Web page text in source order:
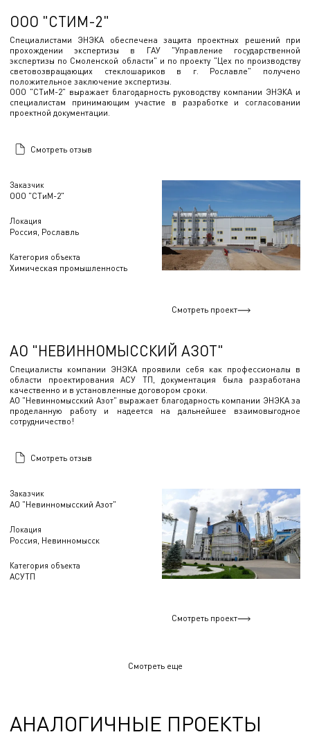
Заказчик
ООО "СТиМ-2"
Локация
Россия, Рославль
Категория объекта
Химическая промышленность
ООО "СТИМ-2"
Специалистами ЭНЭКА обеспечена защита проектных решений при
прохождении экспертизы в ГАУ "Управление государственной
экспертизы по Смоленской области" и по проекту "Цех по производству
световозвращающих стеклошариков в г. Рославле" получено
положительное заключение экспертизы.
ООО "СТиМ-2" выражает благодарность руководству компании ЭНЭКА и
специалистам принимающим участие в разработке и согласовании
проектной документации.
Смотреть отзыв
Смотреть проект
Заказчик
АО "Невинномысский Азот"
Локация
Россия, Невинномысск
Категория объекта
АСУТП
АО "НЕВИННОМЫССКИЙ АЗОТ"
Специалисты компании ЭНЭКА проявили себя как профессионалы в
области проектирования АСУ ТП, документация была разработана
качественно и в установленные договором сроки.
АО "Невинномысский Азот" выражает благодарность компании ЭНЭКА за
проделанную работу и надеется на дальнейшее взаимовыгодное
сотрудничество!
Смотреть отзыв
Смотреть проект
Смотреть еще
АНАЛОГИЧНЫЕ ПРОЕКТЫ